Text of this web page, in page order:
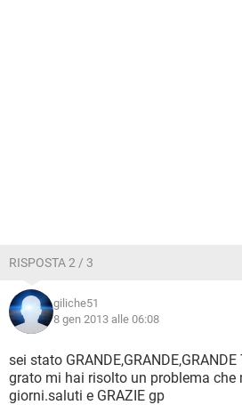
RISPOSTA 2 / 3
giliche51
8 gen 2013 alle 06:08
sei stato
grato mi hai risolto un problema che
giorni.saluti e GRAZIE gp